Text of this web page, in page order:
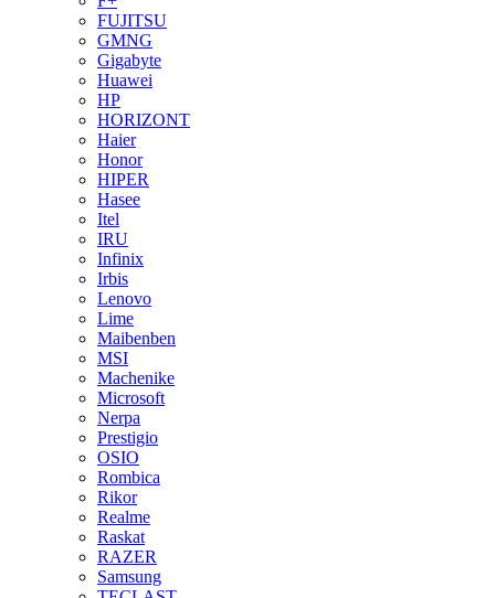
FUJITSU
GMNG
Gigabyte
Huawei
HP
HORIZONT
Haier
Honor
HIPER
Hasee
Itel
IRU
Infinix
Irbis
Lenovo
Lime
Maibenben
MSI
Machenike
Microsoft
Nerpa
Prestigio
OSIO
Rombica
Rikor
Realme
Raskat
RAZER
Samsung